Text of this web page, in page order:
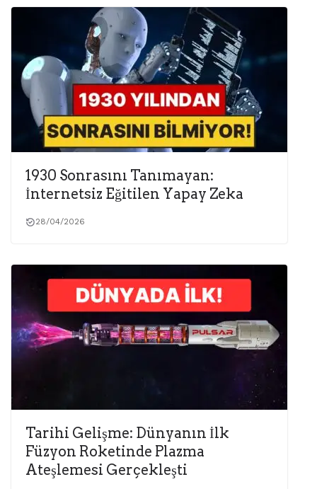
1930 Sonrasını Tanımayan:
İnternetsiz Eğitilen Yapay Zeka
28/04/2026
Tarihi Gelişme: Dünyanın İlk
Füzyon Roketinde Plazma
Ateşlemesi Gerçekleşti